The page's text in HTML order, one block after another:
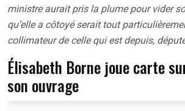
ministre aurait pris la plume pour vider
qu’elle a côtoyé serait tout
collimateur de celle qui est depuis,
Élisabeth Borne joue carte
son ouvrage